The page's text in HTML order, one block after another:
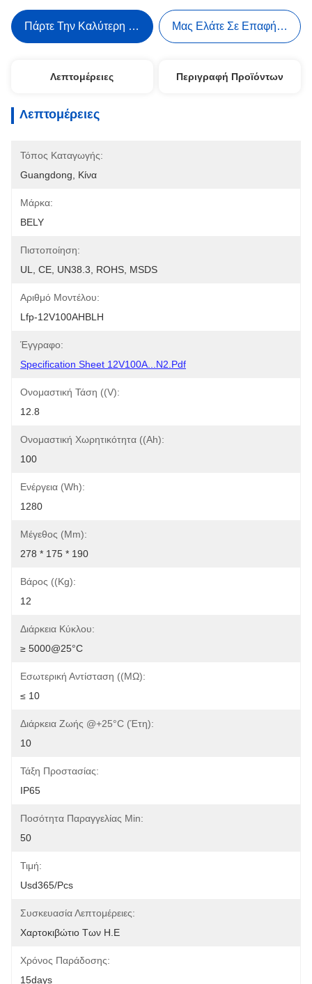
Πάρτε Την Καλύτερη Τιμή Μας Ελάτε Σε Επαφή Με
Λεπτομέρειες Περιγραφή Προϊόντων
Λεπτομέρειες
Τόπος Καταγωγής:
Guangdong, Κίνα
Μάρκα:
BELY
Πιστοποίηση:
UL, CE, UN38.3, ROHS, MSDS
Αριθμό Μοντέλου:
Lfp-12V100AHBLH
Έγγραφο:
Specification Sheet 12V100A...N2.pdf
Ονομαστική Τάση ((V):
12.8
Ονομαστική Χωρητικότητα ((Ah):
100
Ενέργεια (Wh):
1280
Μέγεθος (mm):
278 * 175 * 190
Βάρος ((kg):
12
Διάρκεια Κύκλου:
≥ 5000@25°C
Εσωτερική Αντίσταση ((mΩ):
≤ 10
Διάρκεια Ζωής @+25°C (έτη):
10
Τάξη Προστασίας:
IP65
Ποσότητα Παραγγελίας Min:
50
Τιμή:
Usd365/pcs
Συσκευασία Λεπτομέρειες:
Χαρτοκιβώτιο Των Η.Ε
Χρόνος Παράδοσης:
15days